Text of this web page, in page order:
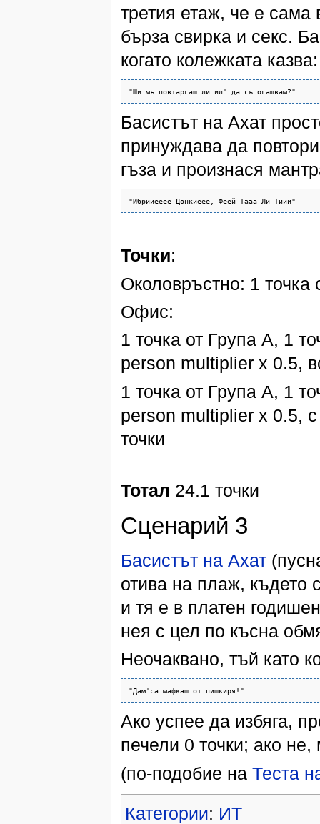
третия етаж, че е сама
бърза свирка и секс.
когато колежката казва:
Басистът на Ахат
принуждава да
гъза и произнася
Точки:
Околовръстно: 1
Офис:
1 точка от Група А, 1
person multiplier х 0.5,
1 точка от Група А, 1
person multiplier х 0.5,
точки
Тотал 24.1 точки
Сценарий 3
Басистът на Ахат
отива на плаж, където
и тя е в платен
нея с цел по късна
Неочаквано, тъй като
Ако успее да избяга,
печели 0 точки; ако
(по-подобие на Теста
Категории: ИТ